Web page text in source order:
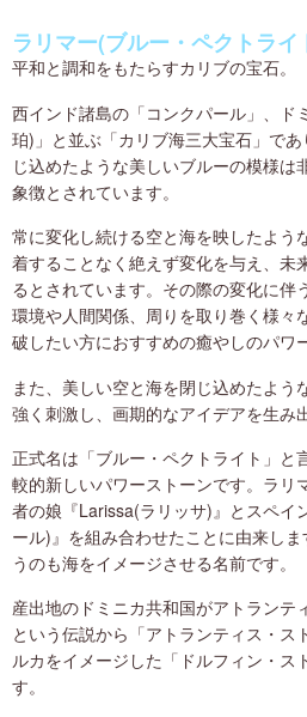
ラリマー(ブルー・ペクトライ
平和と調和をもたらすカリブの宝石。
西インド諸島の「コンクパール」、ド
珀)」と並ぶ「カリブ海三大宝石」で
じ込めたような美しいブルーの模様は
象徴とされています。
常に変化し続ける空と海を映したよう
着することなく絶えず変化を与え、未
るとされています。その際の変化に伴
環境や人間関係、周りを取り巻く様々
破したい方におすすめの癒やしのパワ
また、美しい空と海を閉じ込めたよう
強く刺激し、画期的なアイデアを生み
正式名は「ブルー・ペクトライト」と
較的新しいパワーストーンです。ラリ
者の娘『Larissa(ラリッサ)』とスペイ
ール)』を組み合わせたことに由来し
うのも海をイメージさせる名前です。
産出地のドミニカ共和国がアトランテ
という伝説から「アトランティス・ス
ルカをイメージした「ドルフィン・ス
す。